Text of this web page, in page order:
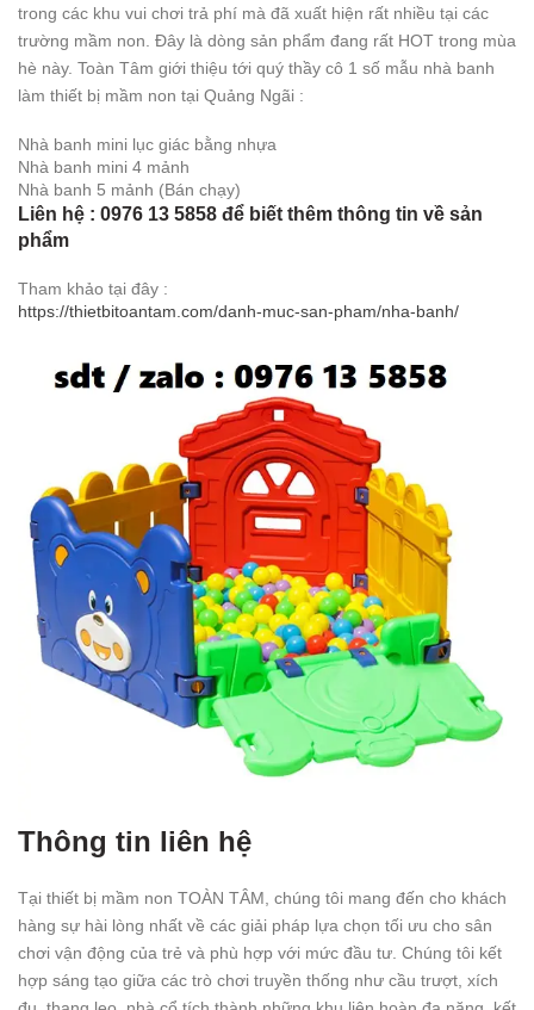
trong các khu vui chơi trả phí mà đã xuất hiện rất nhiều tại các
trường mầm non. Đây là dòng sản phẩm đang rất HOT trong mùa
hè này. Toàn Tâm giới thiệu tới quý thầy cô 1 số mẫu nhà banh
làm thiết bị mầm non tại Quảng Ngãi :
Nhà banh mini lục giác bằng nhựa
Nhà banh mini 4 mảnh
Nhà banh 5 mảnh (Bán chạy)
Liên hệ : 0976 13 5858 để biết thêm thông tin về sản
phẩm
Tham khảo tại đây :
https://thietbitoantam.com/danh-muc-san-pham/nha-banh/
Thông tin liên hệ
Tại thiết bị mầm non TOÀN TÂM, chúng tôi mang đến cho khách
hàng sự hài lòng nhất về các giải pháp lựa chọn tối ưu cho sân
chơi vận động của trẻ và phù hợp với mức đầu tư. Chúng tôi kết
hợp sáng tạo giữa các trò chơi truyền thống như cầu trượt, xích